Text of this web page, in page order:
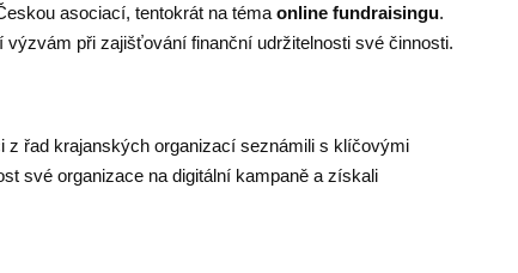
asociací, tentokrát na téma online fundraisingu.
při zajišťování finanční udržitelnosti své činnosti.
řad krajanských organizací seznámili s klíčovými
své organizace na digitální kampaně a získali